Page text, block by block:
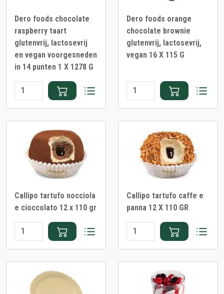
Dero foods chocolate
raspberry taart
glutenvrij, lactosevrij
en vegan voorgesneden
in 14 punten 1 X 1278 G
Dero foods orange
chocolate brownie
glutenvrij, lactosevrij,
vegan 16 X 115 G
Callipo tartufo nocciola
e cioccolato 12 x 110 gr
Callipo tartufo caffe e
panna 12 X 110 GR